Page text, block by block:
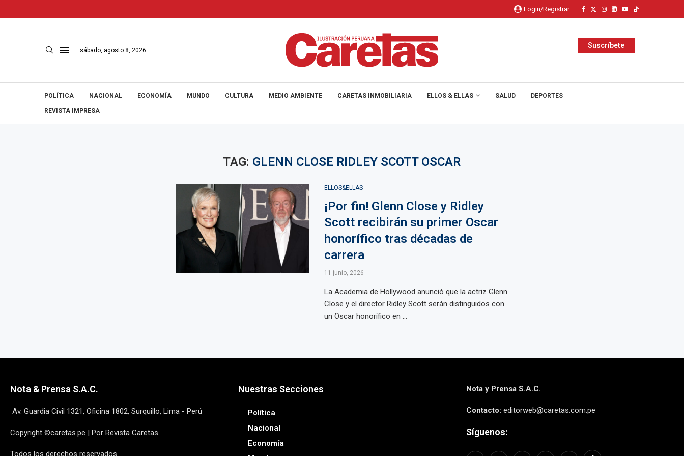
Login/Registrar
sábado, agosto 8, 2026
Suscríbete
POLÍTICA NACIONAL ECONOMÍA MUNDO CULTURA MEDIO AMBIENTE CARETAS INMOBILIARIA ELLOS & ELLAS SALUD DEPORTES
REVISTA IMPRESA
TAG: GLENN CLOSE RIDLEY SCOTT OSCAR
ELLOS&ELLAS
¡Por fin! Glenn Close y Ridley
Scott recibirán su primer Oscar
honorífico tras décadas de
carrera
11 junio, 2026
La Academia de Hollywood anunció que la actriz Glenn
Close y el director Ridley Scott serán distinguidos con
un Oscar honorífico en ...
Nota & Prensa S.A.C.
Av. Guardia Civil 1321, Oficina 1802, Surquillo, Lima - Perú
Copyright ©caretas.pe | Por Revista Caretas
Todos los derechos reservados
Nuestras Secciones
Política
Nacional
Economía
Nota y Prensa S.A.C.
Contacto: editorweb@caretas.com.pe
Síguenos: